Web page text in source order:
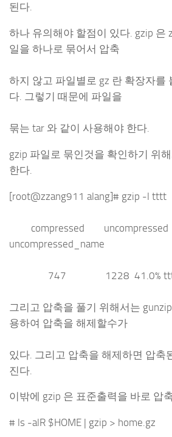
된다.
하나 유의해야 할점이 있다. gzip 은
일을 하나로 묶어서 압축
하지 않고 파일별로 gz 란 확장자를
다. 그렇기 때문에 파일을
묶는 tar 와 같이 사용해야 한다.
gzip 파일로 묶인것을 확인하기 위
한다.
[root@zzang911 alang]# gzip -l tttt
compressed uncompressed
uncompressed_name
747 1228 41.0%
그리고 압축을 풀기 위해서는
용하여 압축을 해제할수가
있다. 그리고 압축을 해제하면 압축
진다.
이밖에 gzip 은 표준출력을 바로 압
# ls -alR $HOME | gzip > home.gz